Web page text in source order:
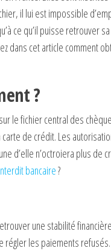
il lui est impossible
ce qu’il puisse retrouver
dans cet article comment
?
le fichier central des
de crédit. Les
d’elle n’octroiera plus de
bancaire?
une stabilité
régler les paiements